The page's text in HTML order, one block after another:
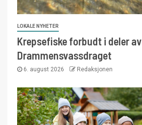
LOKALE NYHETER
Krepsefiske forbudt i deler av
Drammensvassdraget
6. august 2026 Redaksjonen